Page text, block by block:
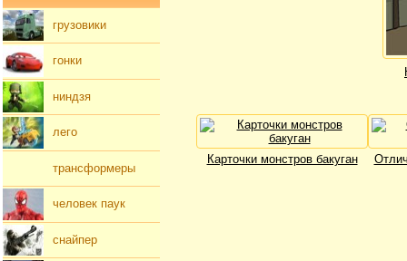
Карточки монстров бакуган
грузовики
гонки
ниндзя
лего
трансформеры
человек паук
снайпер